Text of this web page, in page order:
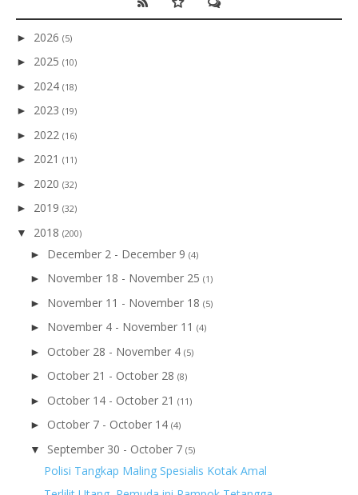
► 2026 (5)
► 2025 (10)
► 2024 (18)
► 2023 (19)
► 2022 (16)
► 2021 (11)
► 2020 (32)
► 2019 (32)
▼ 2018 (200)
► December 2 - December 9 (4)
► November 18 - November 25 (1)
► November 11 - November 18 (5)
► November 4 - November 11 (4)
► October 28 - November 4 (5)
► October 21 - October 28 (8)
► October 14 - October 21 (11)
► October 7 - October 14 (4)
▼ September 30 - October 7 (5)
Polisi Tangkap Maling Spesialis Kotak Amal